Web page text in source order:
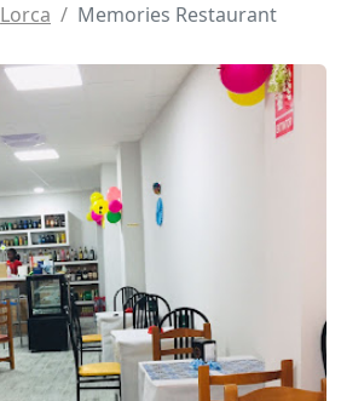
Lorca Memories Restaurant